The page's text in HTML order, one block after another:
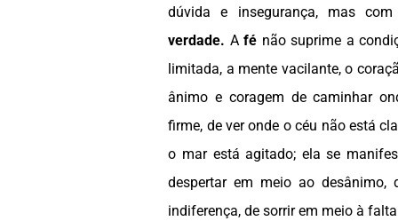
dúvida e insegurança, mas
verdade. Afé não suprime a
limitada, a mente vacilante, o
ânimo e coragem de caminhar
firme, de ver onde o céu não está
o mar está agitado; ela se
despertar em meio ao desânimo,
indiferença, de sorrir em meio à